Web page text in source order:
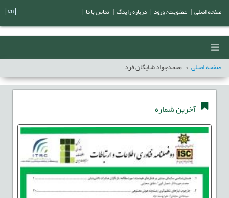
صفحه اصلی محمدجواد شایگان فرد
آخرین شماره
صفحه اصلی عضویت/ ورود درباره رایمگ تماس با ما